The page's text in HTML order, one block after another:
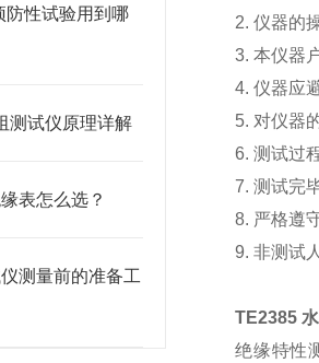
防性试验用到哪
测试仪原理详解
表怎么选？
测量前的准备工
2. 仪器的
3. 本仪器
4. 仪器应
5. 对仪器
6. 测试过
7. 测试完
8. 严格遵
9. 非测试
TE2385
绝缘特性